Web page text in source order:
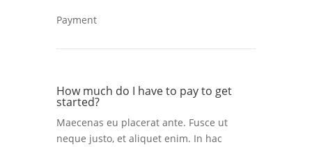
Payment
How much do I have to pay to get
started?
Maecenas eu placerat ante. Fusce ut
neque justo, et aliquet enim. In hac